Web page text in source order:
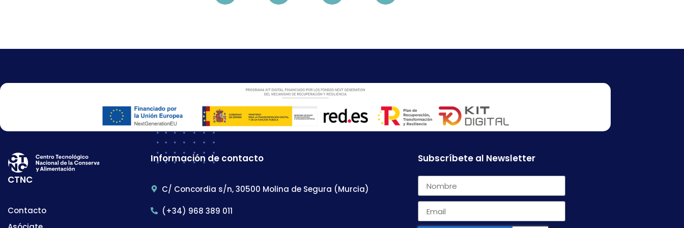
CTNC
Contacto
Información de contacto
C/ Concordia s/n, 30500 Molina de Segura (Murcia)
(+34) 968 389 011
Subscríbete al Newsletter